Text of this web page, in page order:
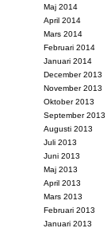
Maj 2014
April 2014
Mars 2014
Februari 2014
Januari 2014
December 2013
November 2013
Oktober 2013
September 2013
Augusti 2013
Juli 2013
Juni 2013
Maj 2013
April 2013
Mars 2013
Februari 2013
Januari 2013